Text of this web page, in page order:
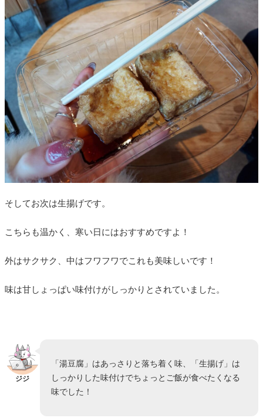
そしてお次は生揚げです。
こちらも温かく、寒い日にはおすすめですよ！
外はサクサク、中はフワフワでこれも美味しいです！
味は甘しょっぱい味付けがしっかりとされていました。
ジジ
「湯豆腐」はあっさりと落ち着く味、「生揚げ」は
しっかりした味付けでちょっとご飯が食べたくなる
味でした！